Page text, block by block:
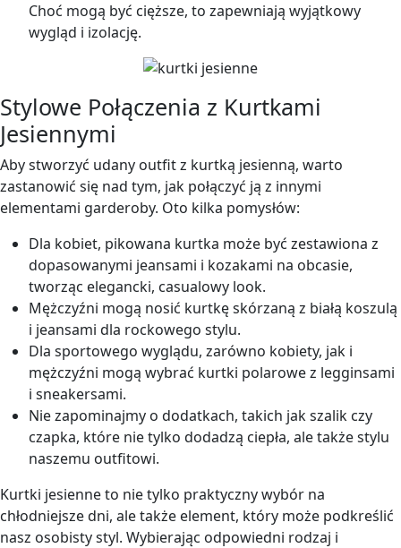
Choć mogą być cięższe, to zapewniają wyjątkowy
wygląd i izolację.
Stylowe Połączenia z Kurtkami
Jesiennymi
Aby stworzyć udany outfit z kurtką jesienną, warto
zastanowić się nad tym, jak połączyć ją z innymi
elementami garderoby. Oto kilka pomysłów:
Dla kobiet, pikowana kurtka może być zestawiona z
dopasowanymi jeansami i kozakami na obcasie,
tworząc elegancki, casualowy look.
Mężczyźni mogą nosić kurtkę skórzaną z białą koszulą
i jeansami dla rockowego stylu.
Dla sportowego wyglądu, zarówno kobiety, jak i
mężczyźni mogą wybrać kurtki polarowe z legginsami
i sneakersami.
Nie zapominajmy o dodatkach, takich jak szalik czy
czapka, które nie tylko dodadzą ciepła, ale także stylu
naszemu outfitowi.
Kurtki jesienne to nie tylko praktyczny wybór na
chłodniejsze dni, ale także element, który może podkreślić
nasz osobisty styl. Wybierając odpowiedni rodzaj i